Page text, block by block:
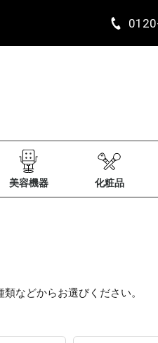
美容機器 化粧品
などからお選びください。